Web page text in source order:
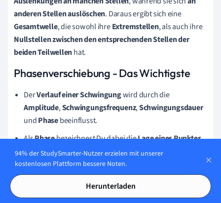
anderen Stellen auslöschen. Daraus ergibt sich eine
Gesamtwelle, die sowohl ihreExtremstellen, als auch ihre
Nullstellenzwischen den entsprechenden Stellen der
beiden Teilwellenhat.
Phasenverschiebung - Das Wichtigste
DerVerlauf einer Schwingungwird durch die
Amplitude,Schwingungsfrequenz,Schwingungsdauer
undPhasebeeinflusst.
AlsPhasebezeichnest Du dabei dieLage eines Punktes
auf der Wellezu einem bestimmten Zeitpunkt
wird als Winkel in Grad oder Radiant angegeben.
Lage zweier Wellen zueinander
Phasenverschiebung
94% der StudySmarter-Nutzer erzielen mit unserer
kostenlosen Plattform bessere Noten.
Herunterladen